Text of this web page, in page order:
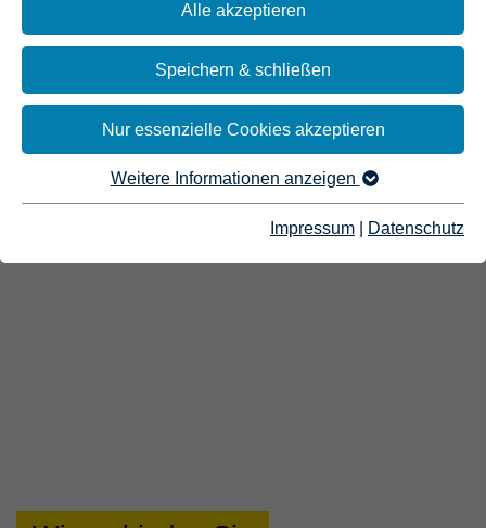
Alle akzeptieren
Speichern & schließen
Nur essenzielle Cookies akzeptieren
Weitere Informationen anzeigen
Impressum Datenschutz